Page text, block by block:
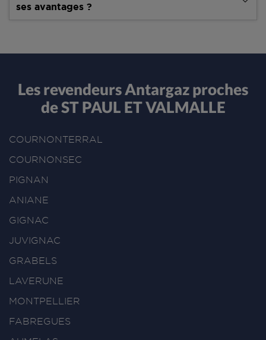
ses avantages ?
Les revendeurs Antargaz proches
de ST PAUL ET VALMALLE
COURNONTERRAL
COURNONSEC
PIGNAN
ANIANE
GIGNAC
JUVIGNAC
GRABELS
LAVERUNE
MONTPELLIER
FABREGUES